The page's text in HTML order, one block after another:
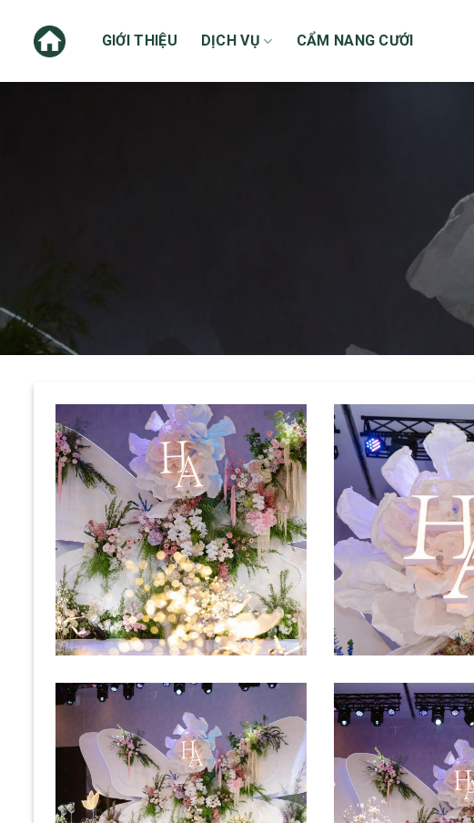
content
GIỚI THIỆU DỊCH VỤ CẨM NANG CƯỚI